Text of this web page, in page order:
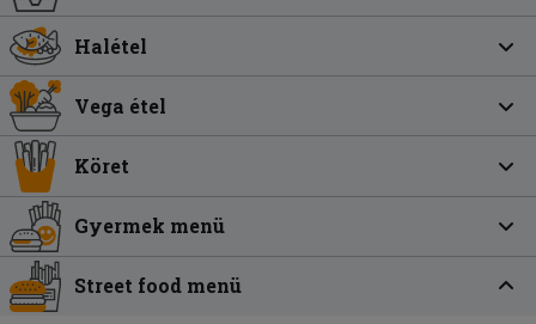
Halétel
Vega étel
Köret
Gyermek menü
Street food menü